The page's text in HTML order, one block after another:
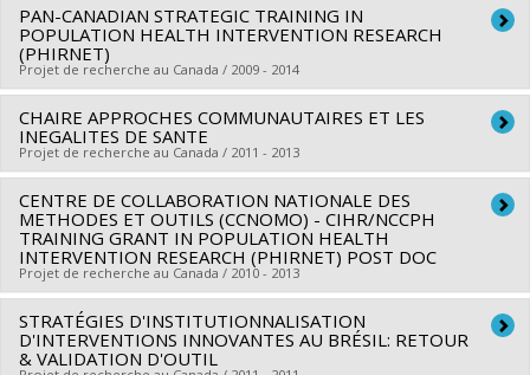
Programmes de subvention :
Chercheur principal : Louise Potvin
Co-chercheurs : Sherri Lynn Bisset , Gilles Sénécal, Angele
Bilodeau
Sources de financement : IRSC/Instituts de recherche en
santé du Canada
Programmes de subvention :
recherche interventionnelle en santé des populations
PAN-CANADIAN STRATEGIC TRAINING IN
POPULATION HEALTH INTERVENTION RESEARCH
(PHIRNET)
Projet de recherche au Canada / 2009 - 2014
Chercheur principal : Louise Potvin
CHAIRE APPROCHES COMMUNAUTAIRES ET LES
INEGALITES DE SANTE
Projet de recherche au Canada / 2011 - 2013
Chercheur principal : Louise Potvin
Sources de financement :Montréal/Agence de la santé et
des services sociaux de Montréal
Programmes de subvention :
CENTRE DE COLLABORATION NATIONALE DES
METHODES ET OUTILS (CCNOMO) - CIHR/NCCPH
TRAINING GRANT IN POPULATION HEALTH
INTERVENTION RESEARCH (PHIRNET) POST DOC
Projet de recherche au Canada / 2010 - 2013
Chercheur principal : Louise Potvin
Sources de financement :Agence de santé publique du
STRATÉGIES D'INSTITUTIONNALISATION
D'INTERVENTIONS INNOVANTES AU BRÉSIL: RETOUR
& VALIDATION D'OUTIL